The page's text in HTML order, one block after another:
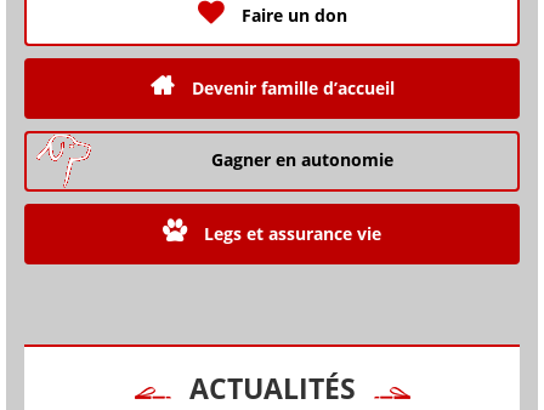
Faire un don
Devenir famille d’accueil
Gagner en autonomie
Legs et assurance vie
ACTUALITÉS